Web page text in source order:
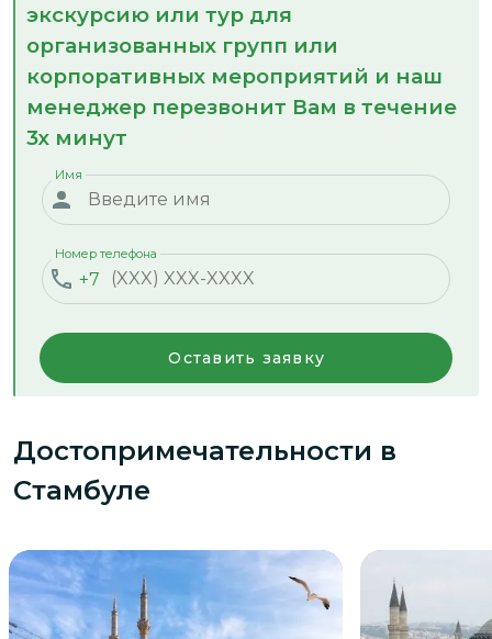
экскурсию или тур для
организованных групп или
корпоративных мероприятий и наш
менеджер перезвонит Вам в течение
3х минут
Имя
+7
Номер телефона
Оставить заявку
Достопримечательности в
Стамбуле